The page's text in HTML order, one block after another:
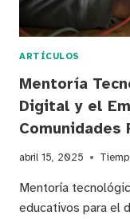
ARTÍCULOS
Mentoría
Digital y el
Comunidades
abril 15, 2025
Mentoría
educativos para el